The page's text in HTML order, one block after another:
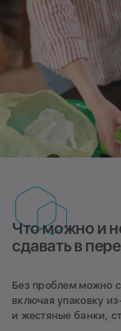
Что можно и
сдавать в
Без проблем можно
включая упаковку
и жестяные банки,